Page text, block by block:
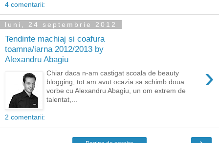
4 comentarii:
luni, 24 septembrie 2012
Tendinte machiaj si coafura
toamna/iarna 2012/2013 by
Alexandru Abagiu
›
Chiar daca n-am castigat scoala de beauty
blogging, tot am avut ocazia sa schimb doua
vorbe cu Alexandru Abagiu, un om extrem de
talentat,...
2 comentarii: